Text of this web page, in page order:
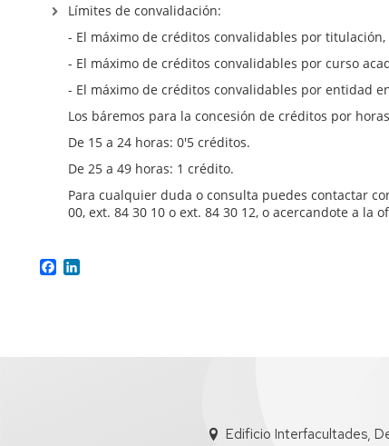
Límites de convalidación:
- El máximo de créditos convalidables por titulación,
- El máximo de créditos convalidables por curso
- El máximo de créditos convalidables por entidad
Los báremos para la concesión de créditos por
De 15 a 24 horas: 0'5 créditos.
De 25 a 49 horas: 1 crédito.
Para cualquier duda o consulta puedes contactar
00, ext. 84 30 10 o ext. 84 30 12, o acercandote a la
Facebook
Edificio Interfacultades,